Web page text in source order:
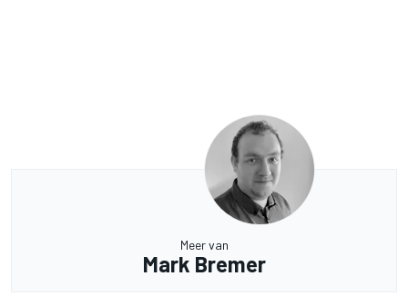
Meer van
Mark Bremer